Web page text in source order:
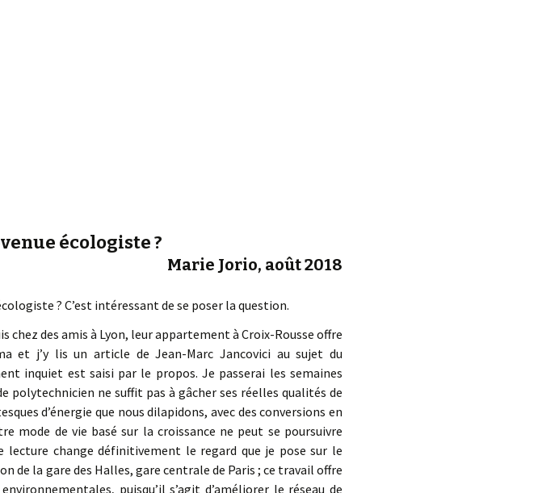
écologiste ?
Marie Jorio, août 2018
? C’est intéressant de se poser la question.
chez des amis à Lyon, leur appartement à Croix-Rousse offre
et j’y lis un article de Jean-Marc Jancovici au sujet du
inquiet est saisi par le propos. Je passerai les semaines
ne suffit pas à gâcher ses réelles qualités de
d’énergie que nous dilapidons, avec des conversions en
mode de vie basé sur la croissance ne peut se poursuivre
lecture change définitivement le regard que je pose sur le
de la gare des Halles, gare centrale de Paris ; ce travail offre
puisqu’il s’agit d’améliorer le réseau de